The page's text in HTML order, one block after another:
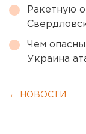
Ракетную
Чем
Украина
← НОВОСТИ